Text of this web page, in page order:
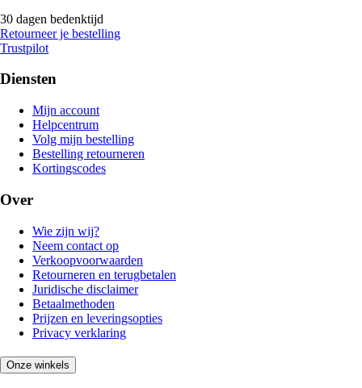
30 dagen bedenktijd
Retourneer je bestelling
Trustpilot
Diensten
Mijn account
Helpcentrum
Volg mijn bestelling
Bestelling retourneren
Kortingscodes
Over
Wie zijn wij?
Neem contact op
Verkoopvoorwaarden
Retourneren en terugbetalen
Juridische disclaimer
Betaalmethoden
Prijzen en leveringsopties
Privacy verklaring
Onze winkels